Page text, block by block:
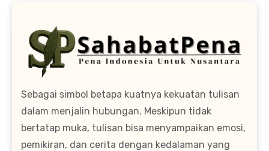
Sebagai simbol betapa kuatnya kekuatan tulisan
dalam menjalin hubungan. Meskipun tidak
bertatap muka, tulisan bisa menyampaikan emosi,
pemikiran, dan cerita dengan kedalaman yang